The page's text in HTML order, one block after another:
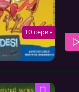
10 серия